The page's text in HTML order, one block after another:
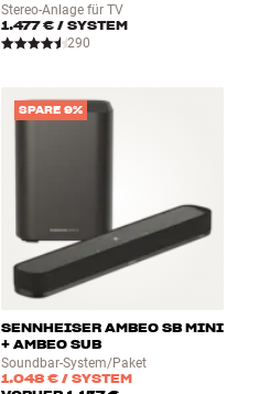
Stereo-Anlage für TV
1.477 € / SYSTEM
290
SPARE 9%
SENNHEISER AMBEO SB MINI
+ AMBEO SUB
Soundbar-System/Paket
1.048 € / SYSTEM